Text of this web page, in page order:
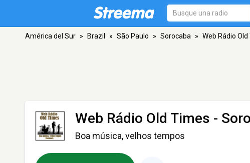
América del Sur » Brazil » São Paulo » Sorocaba » Web Rádio
Web Rádio Old Times -
Boa música, velhos tempos